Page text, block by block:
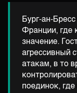
Бург-ан-
Франции, где
значение.
агрессивный
атакам, в то
поединок,